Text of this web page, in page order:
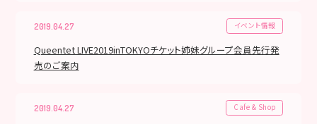
2019.04.27 イベント情報
Queentet LIVE2019inTOKYOチケット姉妹グループ会員先行発
売のご案内
2019.04.27 Cafe & Shop